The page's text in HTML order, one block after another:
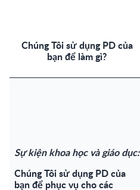
Chúng Tôi sử dụng PD của
bạn để làm gì?
Sự kiện khoa học và giáo dục:
Chúng Tôi sử dụng PD của
bạn để phục vụ cho các